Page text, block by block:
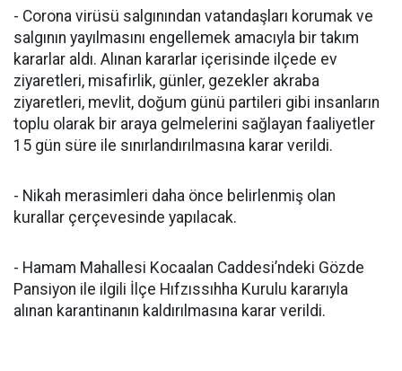
- Corona virüsü salgınından vatandaşları korumak ve
salgının yayılmasını engellemek amacıyla bir takım
kararlar aldı. Alınan kararlar içerisinde ilçede ev
ziyaretleri, misafirlik, günler, gezekler akraba
ziyaretleri, mevlit, doğum günü partileri gibi insanların
toplu olarak bir araya gelmelerini sağlayan faaliyetler
15 gün süre ile sınırlandırılmasına karar verildi.
- Nikah merasimleri daha önce belirlenmiş olan
kurallar çerçevesinde yapılacak.
- Hamam Mahallesi Kocaalan Caddesi’ndeki Gözde
Pansiyon ile ilgili İlçe Hıfzıssıhha Kurulu kararıyla
alınan karantinanın kaldırılmasına karar verildi.